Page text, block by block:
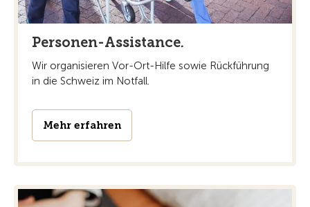
Personen-Assistance.
Wir organisieren Vor-Ort-Hilfe sowie Rückführung
in die Schweiz im Notfall.
Mehr erfahren